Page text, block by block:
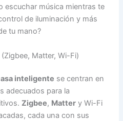
escuchar música mientras te
de iluminación y más
tu mano?
Matter, Wi-Fi)
inteligente se centran en
adecuados para la
Zigbee, Matter y Wi-Fi
cada una con sus